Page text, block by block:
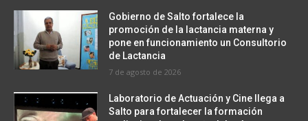
Gobierno de Salto fortalece la
promoción de la lactancia materna y
pone en funcionamiento un Consultorio
de Lactancia
7 de agosto de 2026
Laboratorio de Actuación y Cine llega a
Salto para fortalecer la formación